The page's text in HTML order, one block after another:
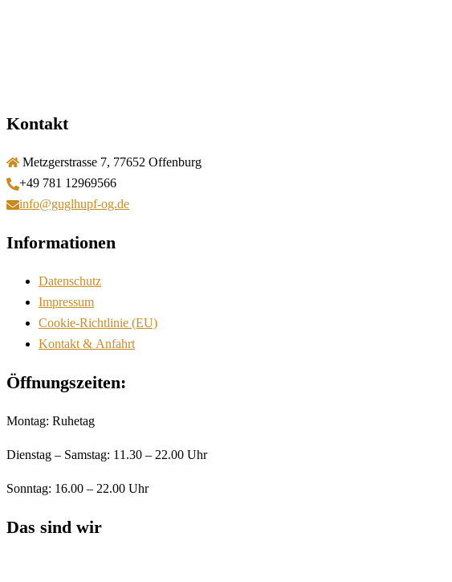
Kontakt
Metzgerstrasse 7, 77652 Offenburg
+49 781 12969566
info@guglhupf-og.de
Informationen
Datenschutz
Impressum
Cookie-Richtlinie (EU)
Kontakt & Anfahrt
Öffnungszeiten:
Montag: Ruhetag
Dienstag – Samstag: 11.30 – 22.00 Uhr
Sonntag: 16.00 – 22.00 Uhr
Das sind wir